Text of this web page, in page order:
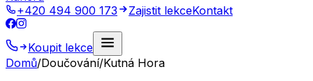
+420 494 900 173
Zajistit lekceKontakt
Koupit lekce
Domů/Doučování/Kutná Hora